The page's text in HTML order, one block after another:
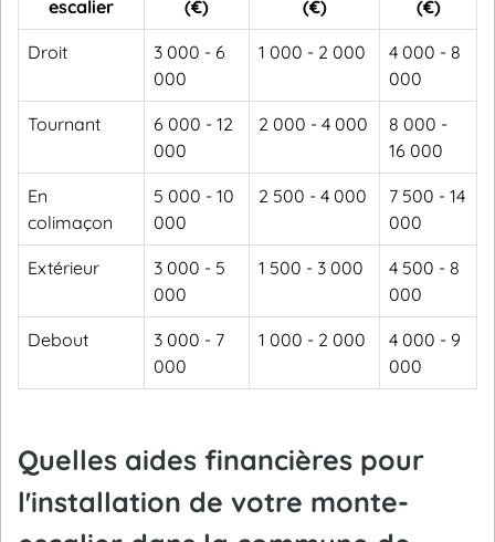
escalier
(€)
(€)
(€)
Droit
3 000 - 6
000
1 000 - 2 000
4 000 - 8
000
Tournant
6 000 - 12
000
2 000 - 4 000
8 000 -
16 000
En
colimaçon
5 000 - 10
000
2 500 - 4 000
7 500 - 14
000
Extérieur
3 000 - 5
000
1 500 - 3 000
4 500 - 8
000
Debout
3 000 - 7
000
1 000 - 2 000
4 000 - 9
000
Quelles aides financières pour
l'installation de votre monte-